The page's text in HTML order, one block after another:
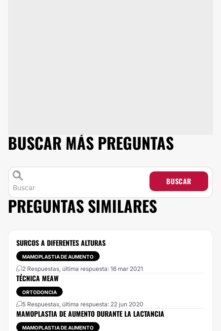
BUSCAR MÁS PREGUNTAS
BUSCAR
PREGUNTAS SIMILARES
SURCOS A DIFERENTES ALTURAS
MAMOPLASTIA DE AUMENTO
2 Respuestas, última respuesta: 16 mar 2021
TÉCNICA MEAW
ORTODONCIA
5 Respuestas, última respuesta: 22 jun 2020
MAMOPLASTIA DE AUMENTO DURANTE LA LACTANCIA
MAMOPLASTIA DE AUMENTO